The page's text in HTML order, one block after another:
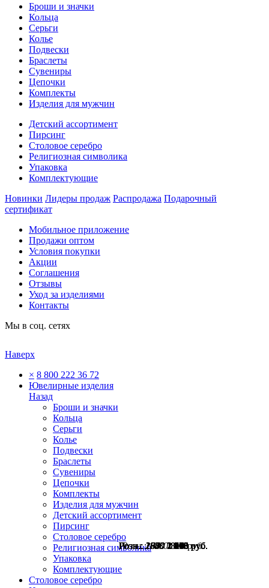
Розн.:2540 1 905руб.
Розн.:2670 2 003руб.
Розн.:2760 2 070руб.
Розн.:1080 810руб.
Розн.:1600 1 200руб.
Розн.:1600 1 200руб.
Розн.:1830 1 373руб.
Розн.:1830 1 373руб.
Розн.:1550 1 163руб.
Броши и значки
Кольца
Серьги
Колье
Подвески
Браслеты
Сувениры
Цепочки
Комплекты
Изделия для мужчин
Детский ассортимент
Пирсинг
Столовое серебро
Религиозная символика
Упаковка
Комплектующие
Новинки Лидеры продаж Распродажа Подарочный
сертификат
Мобильное приложение
Продажи оптом
Условия покупки
Акции
Соглашения
Отзывы
Уход за изделиями
Контакты
Мы в соц. сетях
Наверх
× 8 800 222 36 72
Ювелирные изделия
Назад
Броши и значки
Кольца
Серьги
Колье
Подвески
Браслеты
Сувениры
Цепочки
Комплекты
Изделия для мужчин
Детский ассортимент
Пирсинг
Столовое серебро
Религиозная символика
Упаковка
Комплектующие
Столовое серебро